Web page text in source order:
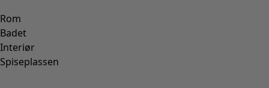
Rom
Badet
Interiør
Spiseplassen